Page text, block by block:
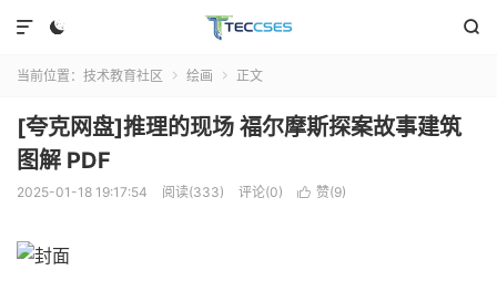
 

当前位置： 技术教育社区  绘画  正文
[夸克网盘]推理的现场 福尔摩斯探案故事建筑
图解 PDF
2025-01-18 19:17:54 阅读(333) 评论(0)  赞(9)